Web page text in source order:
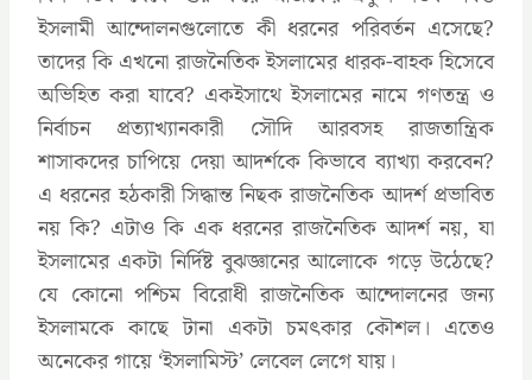
ইসলামী আন্দোলনগুলোতে কী ধরনের পরিবর্তন এসেছে?
তাদের কি এখনো রাজনৈতিক ইসলামের ধারক-বাহক হিসেবে
অভিহিত করা যাবে? একইসাথে ইসলামের নামে গণতন্ত্র ও
নির্বাচন প্রত্যাখ্যানকারী সৌদি আরবসহ রাজতান্ত্রিক
শাসাকদের চাপিয়ে দেয়া আদর্শকে কিভাবে ব্যাখ্যা করবেন?
এ ধরনের হঠকারী সিদ্ধান্ত নিছক রাজনৈতিক আদর্শ প্রভাবিত
নয় কি? এটাও কি এক ধরনের রাজনৈতিক আদর্শ নয়, যা
ইসলামের একটা নির্দিষ্ট বুঝজ্ঞানের আলোকে গড়ে উঠেছে?
যে কোনো পশ্চিম বিরোধী রাজনৈতিক আন্দোলনের জন্য
ইসলামকে কাছে টানা একটা চমৎকার কৌশল। এতেও
অনেকের গায়ে ‘ইসলামিস্ট’ লেবেল লেগে যায়।